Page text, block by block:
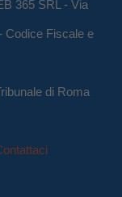
365 SRL - Via
Codice Fiscale e
di Roma